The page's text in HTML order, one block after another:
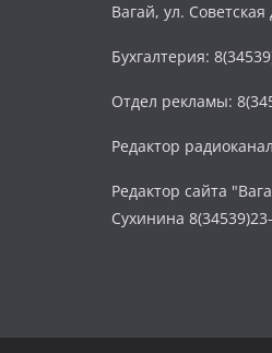
Вагай, ул. Советская
Бухгалтерия:
Отдел рекламы:
Редактор
Редактор сайта
Сухинина